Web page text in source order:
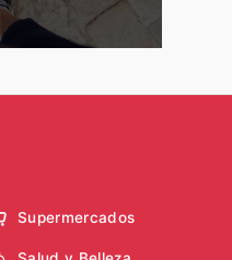
Supermercados